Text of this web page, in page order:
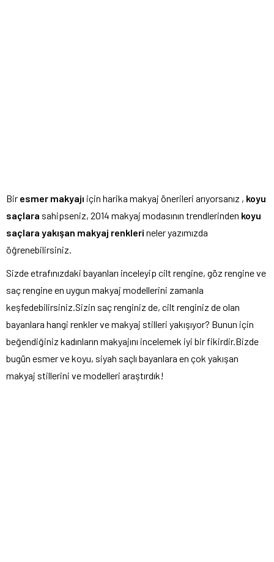
Bir esmer makyajı için harika makyaj önerileri arıyorsanız , koyu
saçlara sahipseniz, 2014 makyaj modasının trendlerinden koyu
saçlara yakışan makyaj renkleri neler yazımızda
öğrenebilirsiniz.
Sizde etrafınızdaki bayanları inceleyip cilt rengine, göz rengine ve
saç rengine en uygun makyaj modellerini zamanla
keşfedebilirsiniz.Sizin saç renginiz de, cilt renginiz de olan
bayanlara hangi renkler ve makyaj stilleri yakışıyor? Bunun için
beğendiğiniz kadınların makyajını incelemek iyi bir fikirdir.Bizde
bugün esmer ve koyu, siyah saçlı bayanlara en çok yakışan
makyaj stillerini ve modelleri araştırdık!